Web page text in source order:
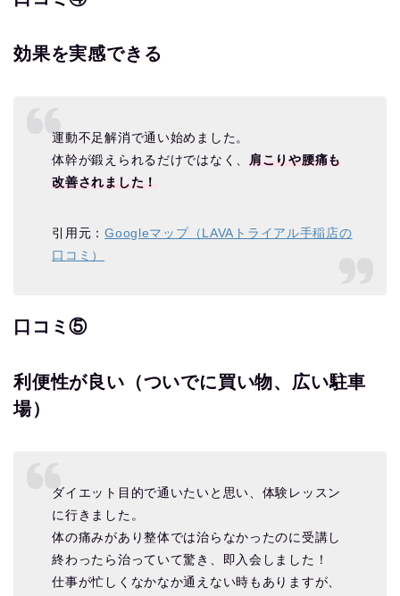
効果を実感できる
運動不足解消で通い始めました。
体幹が鍛えられるだけではなく、 肩こりや腰痛も
改善されました！
引用元：Googleマップ（LAVAトライアル手稲店の
口コミ）
口コミ⑤
利便性が良い（ついでに買い物、広い駐車
場）
ダイエット目的で通いたいと思い、体験レッスン
に行きました。
体の痛みがあり整体では治らなかったのに受講し
終わったら治っていて驚き、即入会しました！
仕事が忙しくなかなか通えない時もありますが、